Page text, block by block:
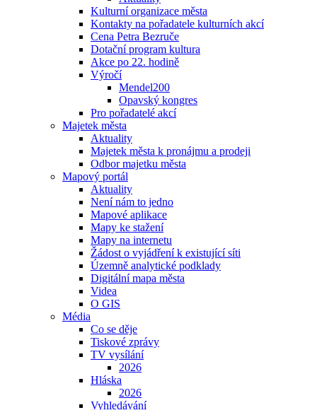
Kulturní organizace města
Kontakty na pořadatele kulturních akcí
Cena Petra Bezruče
Dotační program kultura
Akce po 22. hodině
Výročí
Mendel200
Opavský kongres
Pro pořadatelé akcí
Majetek města
Aktuality
Majetek města k pronájmu a prodeji
Odbor majetku města
Mapový portál
Aktuality
Není nám to jedno
Mapové aplikace
Mapy ke stažení
Mapy na internetu
Žádost o vyjádření k existující síti
Územně analytické podklady
Digitální mapa města
Videa
O GIS
Média
Co se děje
Tiskové zprávy
TV vysílání
2026
Hláska
2026
Vyhledávání